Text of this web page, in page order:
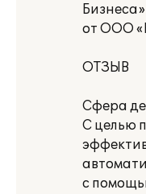
от ООО
ОТЗЫВ
Сфера
С целью
с